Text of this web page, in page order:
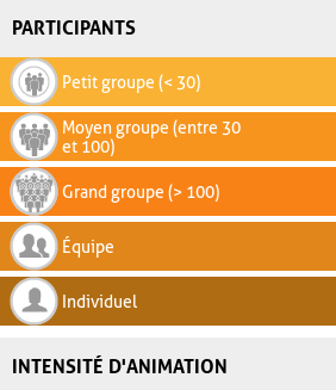
PARTICIPANTS
Petit groupe (< 30)
Moyen groupe (entre 30
et 100)
Grand groupe (> 100)
Équipe
Individuel
INTENSITÉ D'ANIMATION